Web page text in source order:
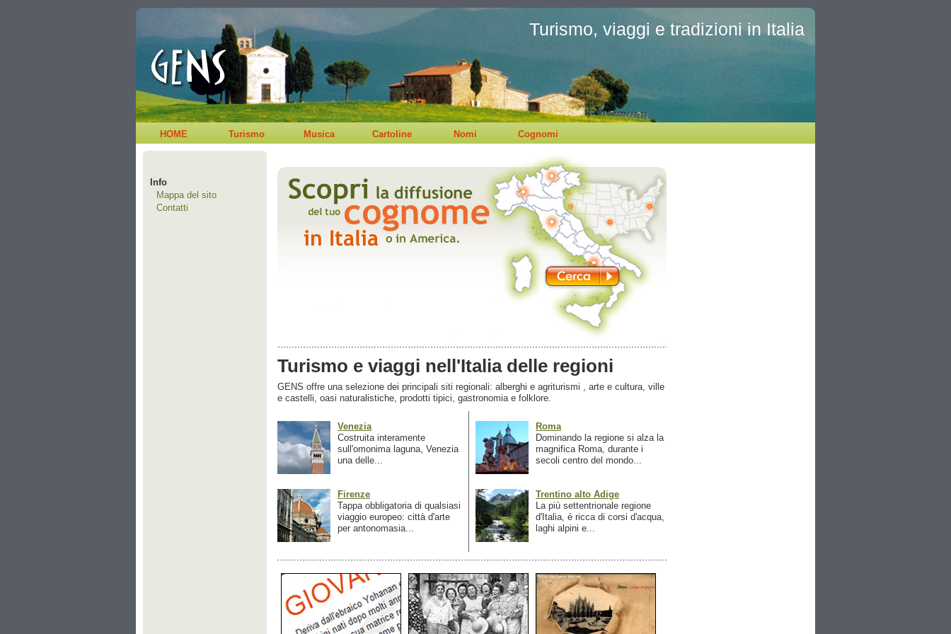
Turismo, viaggi e tradizioni in Italia
HOME Turismo Musica Cartoline Nomi Cognomi
Info
Mappa del sito
Contatti
Turismo e viaggi nell'Italia delle regioni
GENS offre una selezione dei principali siti regionali: alberghi e agriturismi , arte e cultura, ville
e castelli, oasi naturalistiche, prodotti tipici, gastronomia e folklore.
Venezia
Costruita interamente
sull'omonima laguna, Venezia
una delle...
Firenze
Tappa obbligatoria di qualsiasi
viaggio europeo: città d'arte
per antonomasia...
Roma
Dominando la regione si alza la
magnifica Roma, durante i
secoli centro del mondo...
Trentino alto Adige
La più settentrionale regione
d'Italia, é ricca di corsi d'acqua,
laghi alpini e...